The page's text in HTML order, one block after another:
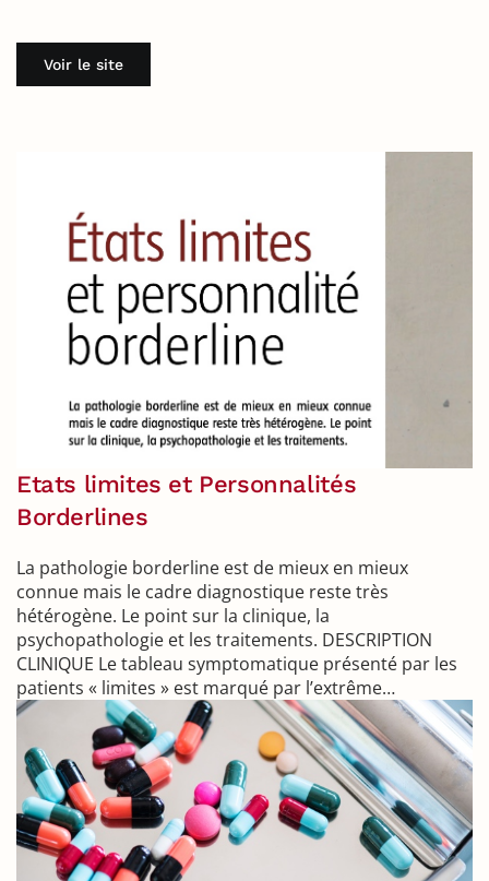
Voir le site
Etats limites et Personnalités
Borderlines
La pathologie borderline est de mieux en mieux
connue mais le cadre diagnostique reste très
hétérogène. Le point sur la clinique, la
psychopathologie et les traitements. DESCRIPTION
CLINIQUE Le tableau symptomatique présenté par les
patients « limites » est marqué par l’extrême…